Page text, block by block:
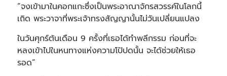
“จงเข้ามาในคอกแกะซึ่งเป็นพระอาณาจักรสวรรค์ในโลกนี้
เถิด พระวาจาที่พระเจ้าทรงสัญญานั้นไม่วันเปลี่ยนแปลง
ในวันศุกร์ต้นเดือน 9 ครั้งที่เธอได้ทำพลีกรรม ก่อนที่จะ
หลงเข้าไปในหนทางแห่งความโป้ปดนั้น จะได้ช่วยให้เธอ
รอด”